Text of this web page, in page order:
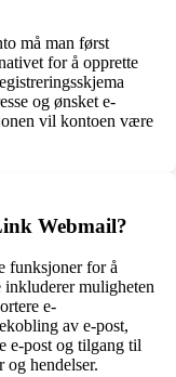
må man først
for å opprette
og ønsket e-
vil kontoen være
Webmail?
funksjoner for å
inkluderer muligheten
e-
av e-post,
e-post og tilgang til
og hendelser.